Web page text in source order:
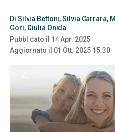
Di Silvia Bettoni,Silvia Carrara,
Gori, Giulia Onida
Pubblicato il 14 Apr. 2025
Aggiornato il 01 Ott. 2025 15:30